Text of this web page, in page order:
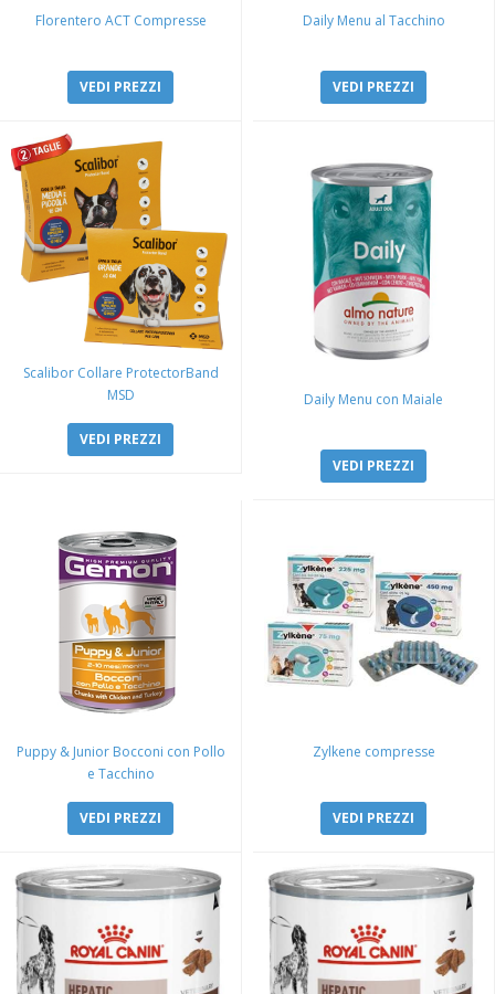
Florentero ACT Compresse
VEDI PREZZI
Daily Menu al Tacchino
VEDI PREZZI
Scalibor Collare ProtectorBand
MSD
VEDI PREZZI
Daily Menu con Maiale
VEDI PREZZI
Puppy & Junior Bocconi con Pollo
e Tacchino
VEDI PREZZI
Zylkene compresse
VEDI PREZZI